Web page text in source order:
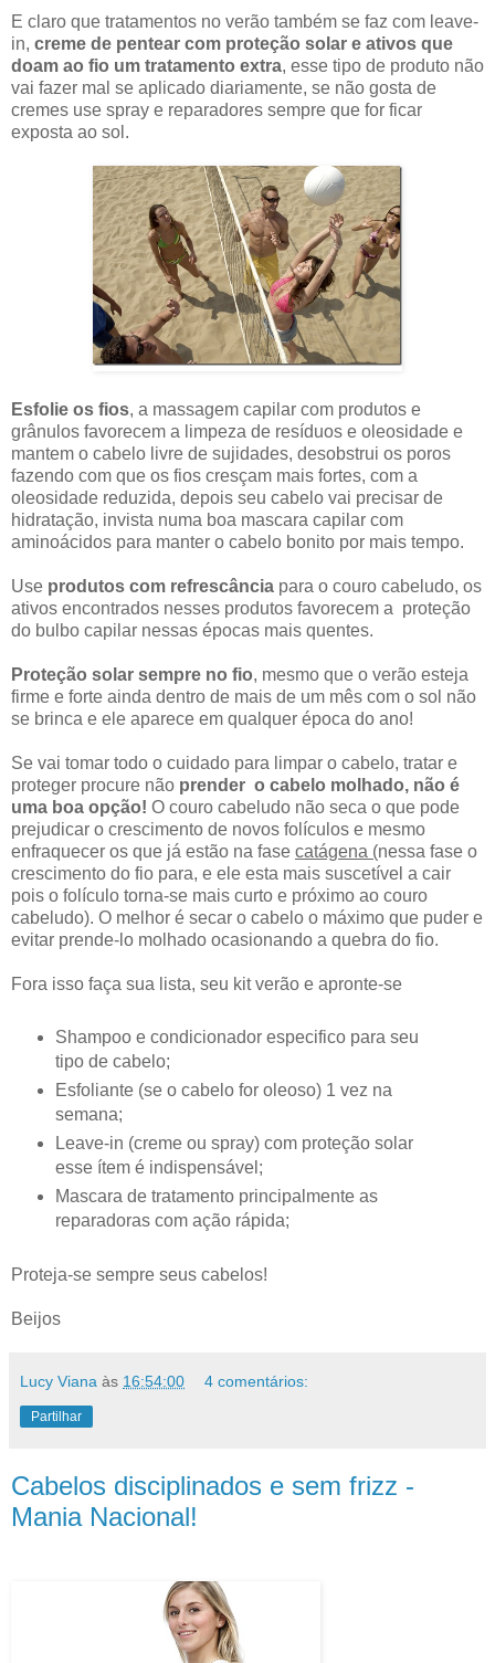
E claro que tratamentos no verão também se faz com leave-
in, creme de pentear com proteção solar e ativos que
doam ao fio um tratamento extra, esse tipo de produto não
vai fazer mal se aplicado diariamente, se não gosta de
cremes use spray e reparadores sempre que for ficar
exposta ao sol.
Esfolie os fios, a massagem capilar com produtos e
grânulos favorecem a limpeza de resíduos e oleosidade e
mantem o cabelo livre de sujidades, desobstrui os poros
fazendo com que os fios cresçam mais fortes, com a
oleosidade reduzida, depois seu cabelo vai precisar de
hidratação, invista numa boa mascara capilar com
aminoácidos para manter o cabelo bonito por mais tempo.
Use produtos com refrescância para o couro cabeludo, os
ativos encontrados nesses produtos favorecem a proteção
do bulbo capilar nessas épocas mais quentes.
Proteção solar sempre no fio, mesmo que o verão esteja
firme e forte ainda dentro de mais de um mês com o sol não
se brinca e ele aparece em qualquer época do ano!
Se vai tomar todo o cuidado para limpar o cabelo, tratar e
proteger procure não prender o cabelo molhado, não é
uma boa opção! O couro cabeludo não seca o que pode
prejudicar o crescimento de novos folículos e mesmo
enfraquecer os que já estão na fase catágena (nessa fase o
crescimento do fio para, e ele esta mais suscetível a cair
pois o folículo torna-se mais curto e próximo ao couro
cabeludo). O melhor é secar o cabelo o máximo que puder e
evitar prende-lo molhado ocasionando a quebra do fio.
Fora isso faça sua lista, seu kit verão e apronte-se
Shampoo e condicionador especifico para seu
tipo de cabelo;
Esfoliante (se o cabelo for oleoso) 1 vez na
semana;
Leave-in (creme ou spray) com proteção solar
esse ítem é indispensável;
Mascara de tratamento principalmente as
reparadoras com ação rápida;
Proteja-se sempre seus cabelos!
Beijos
Lucy Viana às 16:54:00 4 comentários:
Partilhar
Cabelos disciplinados e sem frizz -
Mania Nacional!